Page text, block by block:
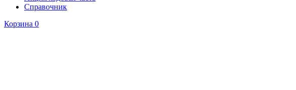
Справочник
Корзина 0